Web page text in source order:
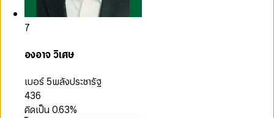
7
องอาจ วิเศษ
เบอร์ 5พลังประชารัฐ
436
คิดเป็น0.63%